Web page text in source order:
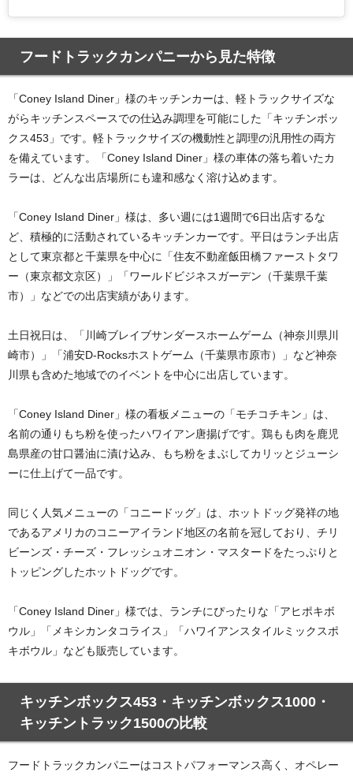
フードトラックカンパニーから見た特徴
「Coney Island Diner」様のキッチンカーは、軽トラックサイズな
がらキッチンスペースでの仕込み調理を可能にした「キッチンボッ
クス453」です。軽トラックサイズの機動性と調理の汎用性の両方
を備えています。「Coney Island Diner」様の車体の落ち着いたカ
ラーは、どんな出店場所にも違和感なく溶け込めます。
「Coney Island Diner」様は、多い週には1週間で6日出店するな
ど、積極的に活動されているキッチンカーです。平日はランチ出店
として東京都と千葉県を中心に「住友不動産飯田橋ファーストタワ
ー（東京都文京区）」「ワールドビジネスガーデン（千葉県千葉
市）」などでの出店実績があります。
土日祝日は、「川崎ブレイブサンダースホームゲーム（神奈川県川
崎市）」「浦安D-Rocksホストゲーム（千葉県市原市）」など神奈
川県も含めた地域でのイベントを中心に出店しています。
「Coney Island Diner」様の看板メニューの「モチコチキン」は、
名前の通りもち粉を使ったハワイアン唐揚げです。鶏もも肉を鹿児
島県産の甘口醤油に漬け込み、もち粉をまぶしてカリッとジューシ
ーに仕上げて一品です。
同じく人気メニューの「コニードッグ」は、ホットドッグ発祥の地
であるアメリカのコニーアイランド地区の名前を冠しており、チリ
ビーンズ・チーズ・フレッシュオニオン・マスタードをたっぷりと
トッピングしたホットドッグです。
「Coney Island Diner」様では、ランチにぴったりな「アヒポキボ
ウル」「メキシカンタコライス」「ハワイアンスタイルミックスポ
キボウル」なども販売しています。
キッチンボックス453・キッチンボックス1000・
キッチントラック1500の比較
フードトラックカンパニーはコストパフォーマンス高く、オペレー